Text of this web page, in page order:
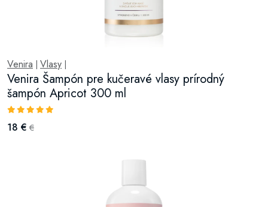
Venira Vlasy
Venira Šampón pre kučeravé vlasy prírodný
šampón Apricot 300 ml
18 € €